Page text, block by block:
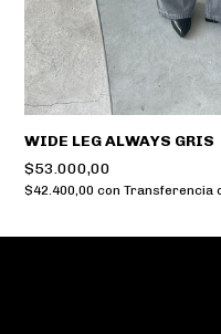
WIDE LEG ALWAYS GRIS
$53.000,00
$42.400,00con Transferencia